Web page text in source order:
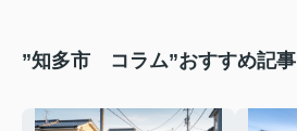
”知多市 コラム”おすすめ記事